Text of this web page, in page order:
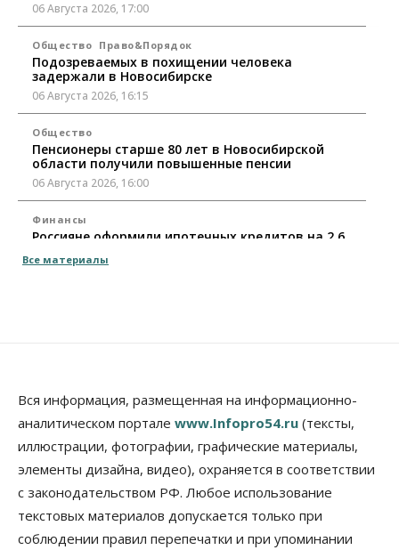
06 Августа 2026, 17:00
Общество Право&Порядок
Подозреваемых в похищении человека
задержали в Новосибирске
06 Августа 2026, 16:15
Общество
Пенсионеры старше 80 лет в Новосибирской
области получили повышенные пенсии
06 Августа 2026, 16:00
Финансы
Россияне оформили ипотечных кредитов на 2,6
06 Августа 2026, 15:53
Бизнес
Правительство России продлило разрешение на
выпуск бензина «Евро-3»
06 Августа 2026, 14:00
Общество
«За тех, у кого от 270 баллов,
настоящая борьба»: вузы настойчиво
обзванивают новосибирских высокобалльников
перед зачислением
Все материалы
Вся информация, размещенная на информационно-
аналитическом портале www.Infopro54.ru (тексты,
иллюстрации, фотографии, графические материалы,
элементы дизайна, видео), охраняется в соответствии
с законодательством РФ. Любое использование
текстовых материалов допускается только при
соблюдении правил перепечатки и при упоминании